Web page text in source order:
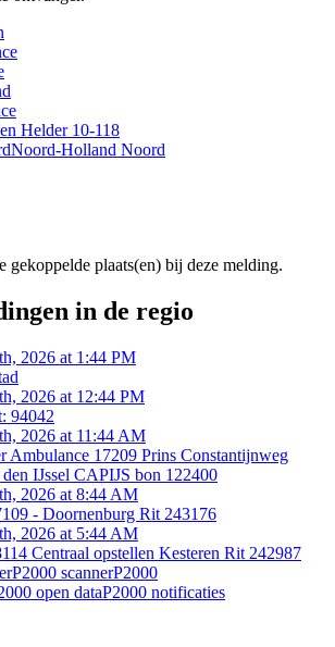
Helder 10-118
Noord-Holland Noord
gekoppelde plaats(en) bij deze melding.
in de regio
2026 at 1:44 PM
2026 at 12:44 PM
94042
2026 at 11:44 AM
Ambulance 17209 Prins Constantijnweg
IJssel CAPIJS bon 122400
2026 at 8:44 AM
- Doornenburg Rit 243176
2026 at 5:44 AM
Centraal opstellen Kesteren Rit 242987
P2000 scannerP2000
open dataP2000 notificaties